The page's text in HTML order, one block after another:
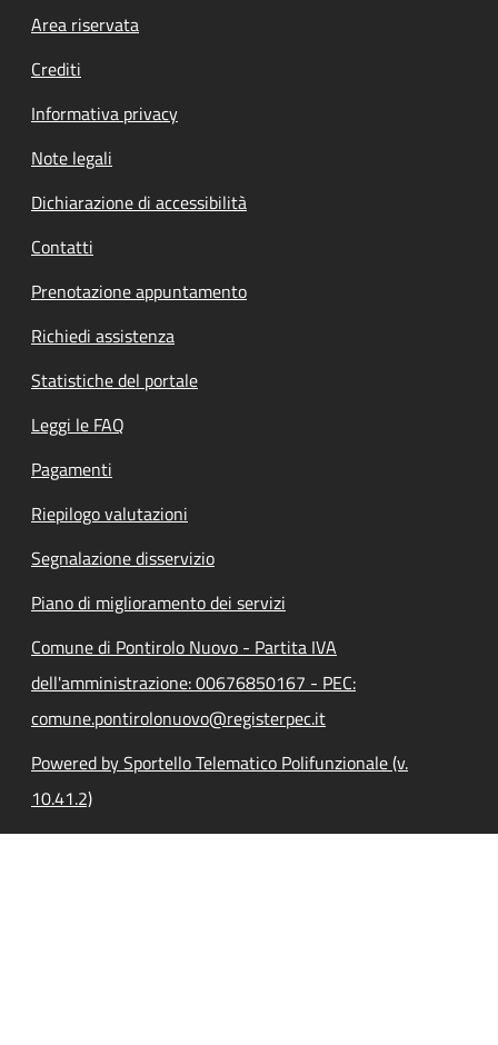
Footer menu
Area riservata
Crediti
Informativa privacy
Note legali
Dichiarazione di accessibilità
Contatti
Prenotazione appuntamento
Richiedi assistenza
Statistiche del portale
Leggi le FAQ
Pagamenti
Riepilogo valutazioni
Segnalazione disservizio
Piano di miglioramento dei servizi
Comune di Pontirolo Nuovo - Partita IVA
dell'amministrazione: 00676850167 - PEC:
comune.pontirolonuovo@registerpec.it
Powered by Sportello Telematico Polifunzionale (v.
10.41.2)